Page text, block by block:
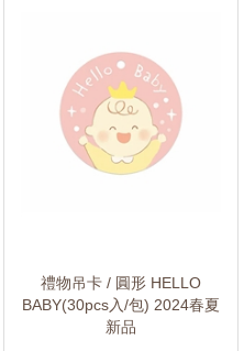
禮物吊卡 / 圓形 HELLO
BABY(30pcs入/包) 2024春夏
新品